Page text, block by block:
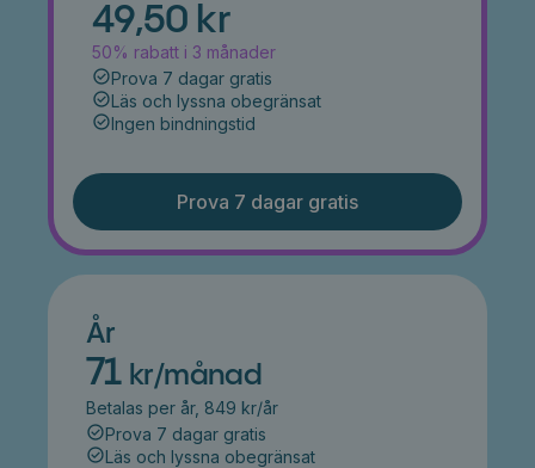
49,50 kr
50% rabatt i 3 månader
Prova 7 dagar gratis
Läs och lyssna obegränsat
Ingen bindningstid
Prova 7 dagar gratis
År
71 kr/månad
Betalas per år, 849 kr/år
Prova 7 dagar gratis
Läs och lyssna obegränsat